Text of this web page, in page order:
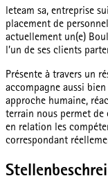
leteam sa, entreprise
placement de
actuellement un(e)
l’un de ses clients
Présente à travers un
accompagne aussi
approche humaine,
terrain nous permet de
en relation les
correspondant